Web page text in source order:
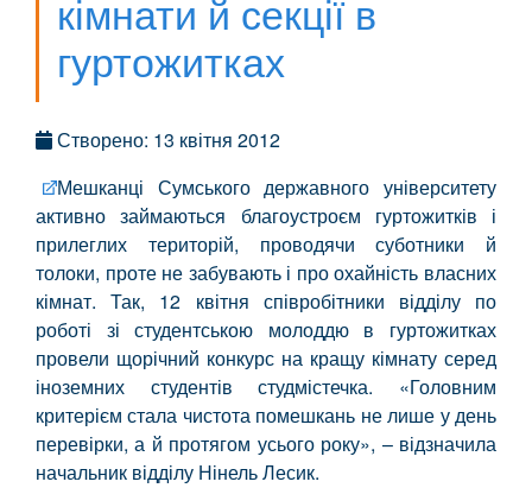
кімнати й секції в
гуртожитках
Створено: 13 квітня 2012
Мешканці Сумського державного університету
активно займаються благоустроєм гуртожитків і
прилеглих територій, проводячи суботники й
толоки, проте не забувають і про охайність власних
кімнат. Так, 12 квітня співробітники відділу по
роботі зі студентською молоддю в гуртожитках
провели щорічний конкурс на кращу кімнату серед
іноземних студентів студмістечка. «Головним
критерієм стала чистота помешкань не лише у день
перевірки, а й протягом усього року», – відзначила
начальник відділу Нінель Лесик.